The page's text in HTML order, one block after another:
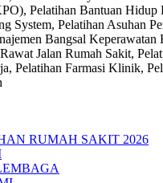
Pelatihan Bantuan Hidup
System, Pelatihan Asuhan
Bangsal Keperawatan
Jalan Rumah Sakit,
Pelatihan Farmasi Klinik,
RUMAH SAKIT 2026